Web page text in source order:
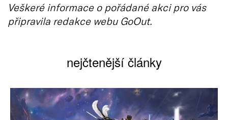
Veškeré informace o pořádané akci pro vás
připravila redakce webu GoOut.
nejčtenější články